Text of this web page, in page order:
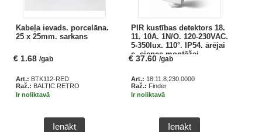
Kabeļa ievads. porcelāna.
25 x 25mm. sarkans
€ 1.68 /gab
Art.: BTK112-RED
Raž.: BALTIC RETRO
Ir noliktavā
Ienākt
PIR kustības detektors 18.
11. 10A. 1N/O. 120-230VAC.
5-350lux. 110°. IP54. ārējai
s. sienas montāžai
€ 37.60 /gab
Art.: 18.11.8.230.0000
Raž.: Finder
Ir noliktavā
Ienākt